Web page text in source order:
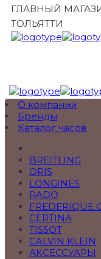
ГЛАВНЫЙ
ТОЛЬЯТТИ
О компании
Бренды
Каталог часов
BREITLING
ORIS
LONGINES
RADO
FREDERIQUE
CERTINA
TISSOT
CALVIN KLEIN
АКСЕССУАРЫ